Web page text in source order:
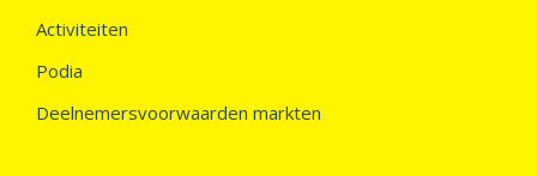
Activiteiten
Podia
Deelnemersvoorwaarden markten